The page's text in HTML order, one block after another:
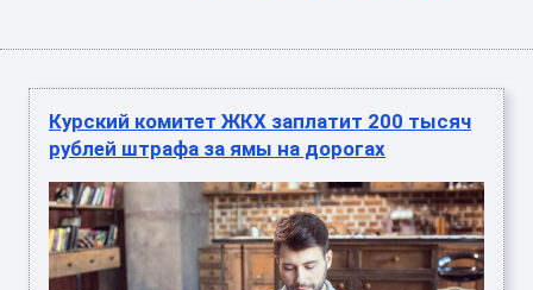
Курский комитет ЖКХ заплатит 200 тысяч
рублей штрафа за ямы на дорогах